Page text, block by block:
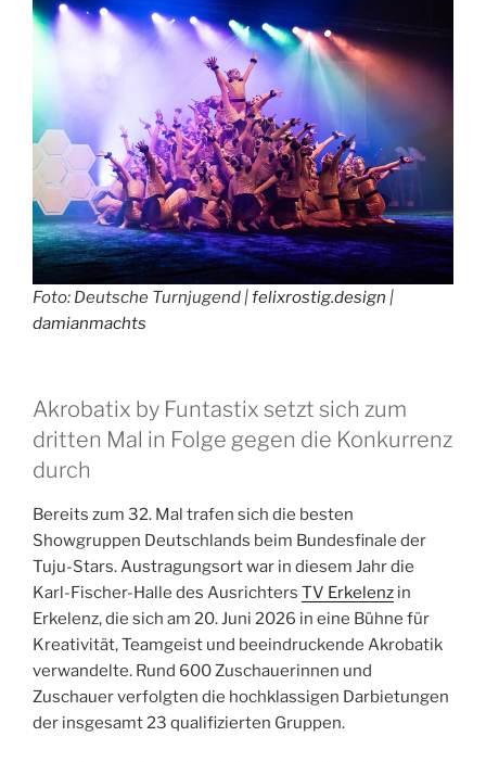
Foto: Deutsche Turnjugend |felixrostig.design |
damianmachts
Akrobatix by Funtastix setzt sich zum
dritten Mal in Folge gegen die Konkurrenz
durch
Bereits zum 32. Mal trafen sich die besten
Showgruppen Deutschlands beim Bundesfinale der
Tuju-Stars. Austragungsort war in diesem Jahr die
Karl-Fischer-Halle des Ausrichters TV Erkelenz in
Erkelenz, die sich am 20. Juni 2026 in eine Bühne für
Kreativität, Teamgeist und beeindruckende Akrobatik
verwandelte. Rund 600 Zuschauerinnen und
Zuschauer verfolgten die hochklassigen Darbietungen
der insgesamt 23 qualifizierten Gruppen.